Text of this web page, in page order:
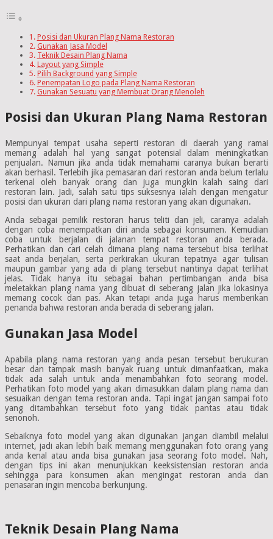
Posisi dan Ukuran Plang Nama Restoran
Gunakan Jasa Model
Teknik Desain Plang Nama
Layout yang Simple
Pilih Background yang Simple
Penempatan Logo pada Plang Nama Restoran
Gunakan Sesuatu yang Membuat Orang Menoleh
Posisi dan Ukuran Plang Nama Restoran
Mempunyai tempat usaha seperti restoran di daerah yang ramai
memang adalah hal yang sangat potensial dalam meningkatkan
penjualan. Namun jika anda tidak memahami caranya bukan berarti
akan berhasil. Terlebih jika pemasaran dari restoran anda belum terlalu
terkenal oleh banyak orang dan juga mungkin kalah saing dari
restoran lain. Jadi, salah satu tips suksesnya ialah dengan mengatur
posisi dan ukuran dari plang nama restoran yang akan digunakan.
Anda sebagai pemilik restoran harus teliti dan jeli, caranya adalah
dengan coba menempatkan diri anda sebagai konsumen. Kemudian
coba untuk berjalan di jalanan tempat restoran anda berada.
Perhatikan dan cari celah dimana plang nama tersebut bisa terlihat
saat anda berjalan, serta perkirakan ukuran tepatnya agar tulisan
maupun gambar yang ada di plang tersebut nantinya dapat terlihat
jelas. Tidak hanya itu sebagai bahan pertimbangan anda bisa
meletakkan plang nama yang dibuat di seberang jalan jika lokasinya
memang cocok dan pas. Akan tetapi anda juga harus memberikan
penanda bahwa restoran anda berada di seberang jalan.
Gunakan Jasa Model
Apabila plang nama restoran yang anda pesan tersebut berukuran
besar dan tampak masih banyak ruang untuk dimanfaatkan, maka
tidak ada salah untuk anda menambahkan foto seorang model.
Perhatikan foto model yang akan dimasukkan dalam plang nama dan
sesuaikan dengan tema restoran anda. Tapi ingat jangan sampai foto
yang ditambahkan tersebut foto yang tidak pantas atau tidak
senonoh.
Sebaiknya foto model yang akan digunakan jangan diambil melalui
internet, jadi akan lebih baik memang menggunakan foto orang yang
anda kenal atau anda bisa gunakan jasa seorang foto model. Nah,
dengan tips ini akan menunjukkan keeksistensian restoran anda
sehingga para konsumen akan mengingat restoran anda dan
penasaran ingin mencoba berkunjung.
Teknik Desain Plang Nama